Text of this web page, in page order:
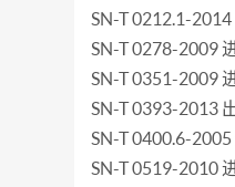
SN-T 0212.1-
SN-T 0278-2009
SN-T 0351-2009
SN-T 0393-2013
SN-T 0400.6-
SN-T 0519-2010